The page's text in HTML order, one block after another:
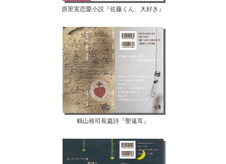
原里実恋愛小説『佐藤くん、大好き』
鶴山裕司長篇詩『聖遠耳』